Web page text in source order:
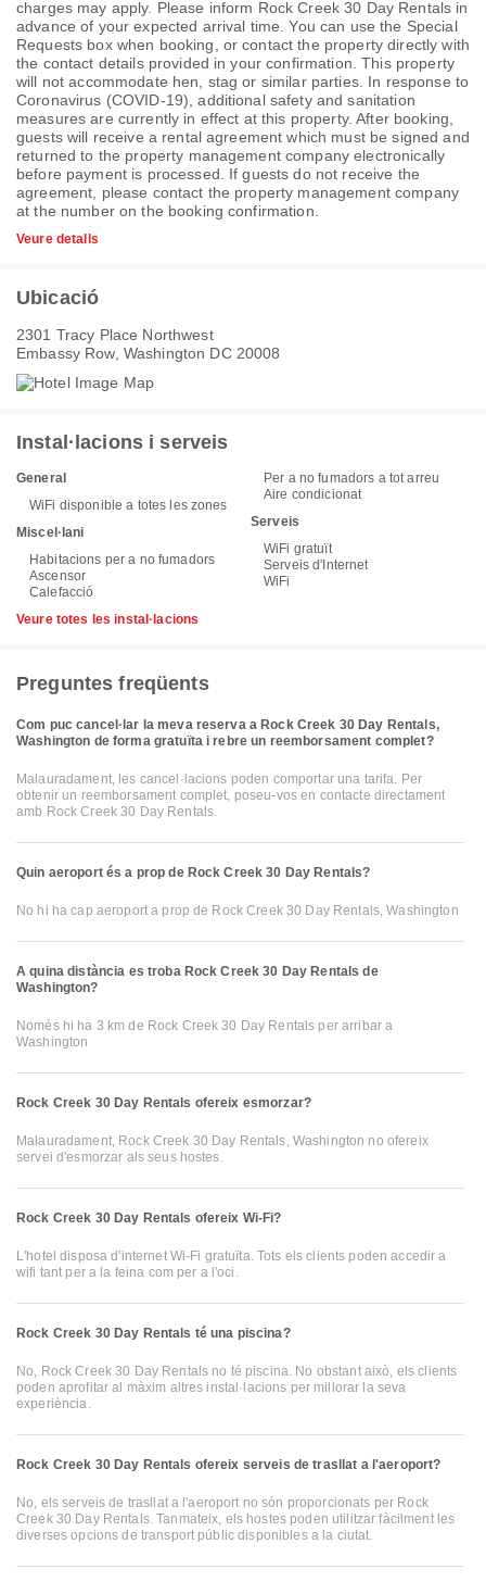
charges may apply. Please inform Rock Creek 30 Day Rentals in
advance of your expected arrival time. You can use the Special
Requests box when booking, or contact the property directly with
the contact details provided in your confirmation. This property
will not accommodate hen, stag or similar parties. In response to
Coronavirus (COVID-19), additional safety and sanitation
measures are currently in effect at this property. After booking,
guests will receive a rental agreement which must be signed and
returned to the property management company electronically
before payment is processed. If guests do not receive the
agreement, please contact the property management company
at the number on the booking confirmation.
Veure detalls
Ubicació
2301 Tracy Place Northwest
Embassy Row, Washington DC 20008
Instal·lacions i serveis
General
WiFi disponible a totes les zones
Miscel·lani
Habitacions per a no fumadors
Ascensor
Calefacció
Per a no fumadors a tot arreu
Aire condicionat
Serveis
WiFi gratuït
Serveis d'Internet
WiFi
Veure totes les instal·lacions
Preguntes freqüents
Com puc cancel·lar la meva reserva a Rock Creek 30 Day Rentals,
Washington de forma gratuïta i rebre un reemborsament complet?
Malauradament, les cancel·lacions poden comportar una tarifa. Per
obtenir un reemborsament complet, poseu-vos en contacte directament
amb Rock Creek 30 Day Rentals.
Quin aeroport és a prop de Rock Creek 30 Day Rentals?
No hi ha cap aeroport a prop de Rock Creek 30 Day Rentals, Washington
A quina distància es troba Rock Creek 30 Day Rentals de
Washington?
Només hi ha 3 km de Rock Creek 30 Day Rentals per arribar a
Washington
Rock Creek 30 Day Rentals ofereix esmorzar?
Malauradament, Rock Creek 30 Day Rentals, Washington no ofereix
servei d'esmorzar als seus hostes.
Rock Creek 30 Day Rentals ofereix Wi-Fi?
L'hotel disposa d'internet Wi-Fi gratuïta. Tots els clients poden accedir a
wifi tant per a la feina com per a l'oci.
Rock Creek 30 Day Rentals té una piscina?
No, Rock Creek 30 Day Rentals no té piscina. No obstant això, els clients
poden aprofitar al màxim altres instal·lacions per millorar la seva
experiència.
Rock Creek 30 Day Rentals ofereix serveis de trasllat a l'aeroport?
No, els serveis de trasllat a l'aeroport no són proporcionats per Rock
Creek 30 Day Rentals. Tanmateix, els hostes poden utilitzar fàcilment les
diverses opcions de transport públic disponibles a la ciutat.